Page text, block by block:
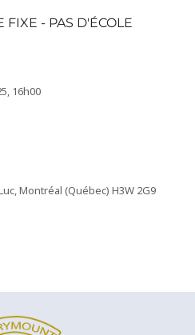
- PAS D'ÉCOLE
16h00
Montréal (Québec) H3W 2G9